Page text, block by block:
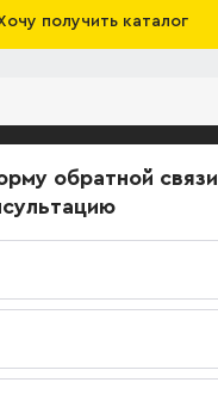
получить каталог
обратной связи